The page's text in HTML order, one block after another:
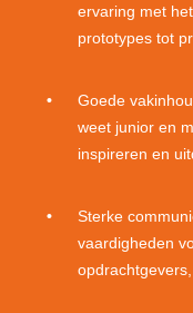
ervaring met
prototypes tot
Goede
weet junior en
inspireren en
Sterke
vaardigheden